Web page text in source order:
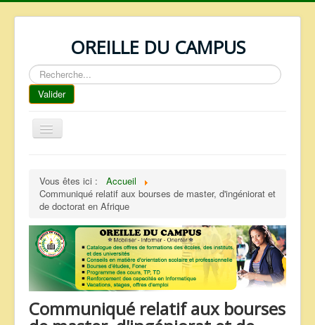
OREILLE DU CAMPUS
Rechercher
Valider
Basculer
la
REPERTOIRE
QUI SOMMES NOUS ?
NOS SERVICES
FAQ
CONTACTS
TELECHARGEMENTS
Vous êtes ici :
Accueil
Communiqué relatif aux bourses de master, d'ingéniorat et
de doctorat en Afrique
Communiqué relatif aux bourses